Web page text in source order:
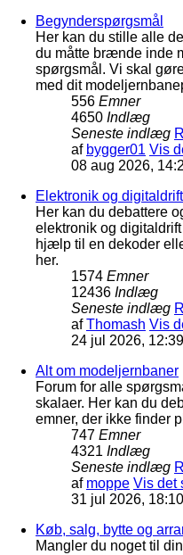
Begynderspørgsmål
Her kan du stille alle
du måtte brænde inde
spørgsmål. Vi skal
med dit
556 Emner
4650 Indlæg
Seneste indlæg
af bygger01 Vis
08 aug 2026,
Elektronik og digitaldrift
Her kan du debattere
elektronik og
hjælp til en dekoder
her.
1574 Emner
12436 Indlæg
Seneste indlæg
afThomash Vis
24 jul 2026, 12:39
Alt om modeljernbaner
Forum for alle
skalaer. Her kan du
emner, der ikke finder
747 Emner
4321 Indlæg
Seneste indlæg
af moppe Vis det
31 jul 2026, 18:10
Køb, salg, bytte og
Mangler du noget til